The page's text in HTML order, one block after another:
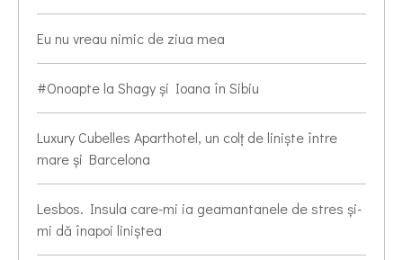
Eu nu vreau nimic de ziua mea
#Onoapte la Shagy și Ioana în Sibiu
Luxury Cubelles Aparthotel, un colț de liniște între
mare și Barcelona
Lesbos. Insula care-mi ia geamantanele de stres și-
mi dă înapoi liniștea